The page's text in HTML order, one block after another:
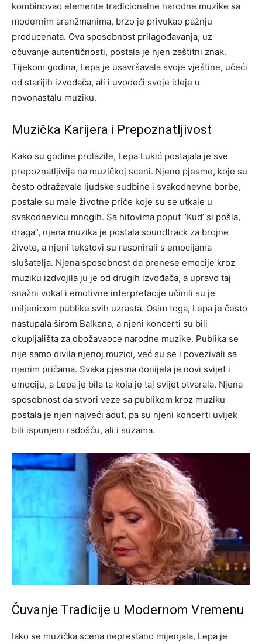
kombinovao elemente tradicionalne narodne muzike sa
modernim aranžmanima, brzo je privukao pažnju
producenata. Ova sposobnost prilagođavanja, uz
očuvanje autentičnosti, postala je njen zaštitni znak.
Tijekom godina, Lepa je usavršavala svoje vještine, učeći
od starijih izvođača, ali i uvodeći svoje ideje u
novonastalu muziku.
Muzička Karijera i Prepoznatljivost
Kako su godine prolazile, Lepa Lukić postajala je sve
prepoznatljivija na muzičkoj sceni. Njene pjesme, koje su
često odražavale ljudske sudbine i svakodnevne borbe,
postale su male životne priče koje su se utkale u
svakodnevicu mnogih. Sa hitovima poput “Kud’ si pošla,
draga”, njena muzika je postala soundtrack za brojne
živote, a njeni tekstovi su resonirali s emocijama
slušatelja. Njena sposobnost da prenese emocije kroz
muziku izdvojila ju je od drugih izvođača, a upravo taj
snažni vokal i emotivne interpretacije učinili su je
miljenicom publike svih uzrasta. Osim toga, Lepa je često
nastupala širom Balkana, a njeni koncerti su bili
okupljališta za obožavaoce narodne muzike. Publika se
nije samo divila njenoj muzici, već su se i povezivali sa
njenim pričama. Svaka pjesma donijela je novi svijet i
emociju, a Lepa je bila ta koja je taj svijet otvarala. Njena
sposobnost da stvori veze sa publikom kroz muziku
postala je njen najveći adut, pa su njeni koncerti uvijek
bili ispunjeni radošću, ali i suzama.
Čuvanje Tradicije u Modernom Vremenu
Iako se muzička scena neprestano mijenjala, Lepa je